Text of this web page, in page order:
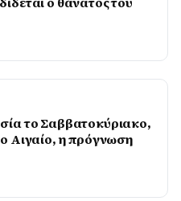
το Σαββατοκύριακο,
Αιγαίο, η πρόγνωση